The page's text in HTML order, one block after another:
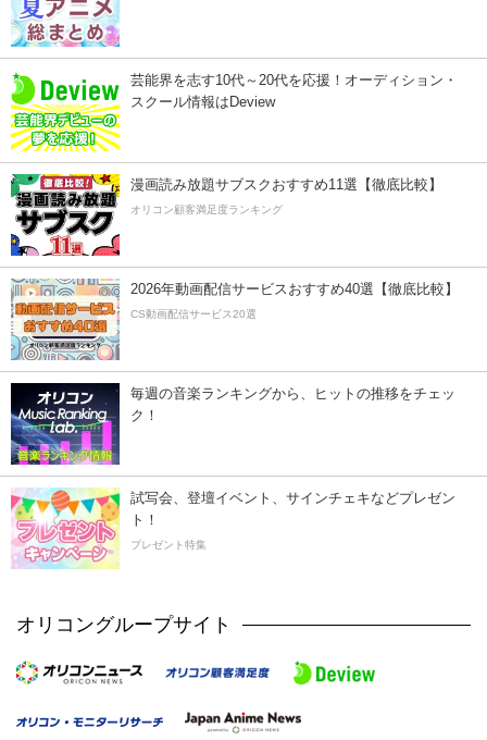
芸能界を志す10代～20代を応援！オーディション・
スクール情報はDeview
漫画読み放題サブスクおすすめ11選【徹底比較】
オリコン顧客満足度ランキング
2026年動画配信サービスおすすめ40選【徹底比較】
CS動画配信サービス20選
毎週の音楽ランキングから、ヒットの推移をチェッ
ク！
試写会、登壇イベント、サインチェキなどプレゼン
ト！
プレゼント特集
オリコングループサイト